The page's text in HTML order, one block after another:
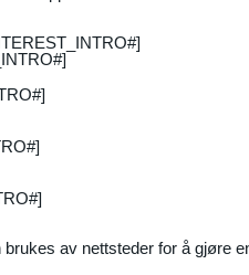
av nettsteder for å gjøre